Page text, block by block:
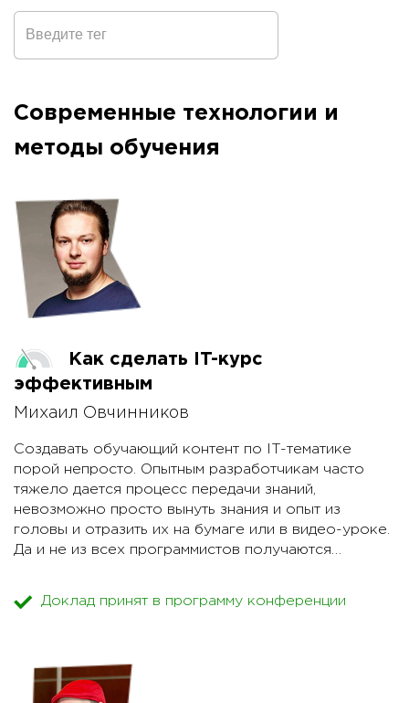
Современные технологии и
методы обучения
Как сделать IT-курс
эффективным
Михаил Овчинников
Создавать обучающий контент по IT-тематике
порой непросто. Опытным разработчикам часто
тяжело дается процесс передачи знаний,
невозможно просто вынуть знания и опыт из
головы и отразить их на бумаге или в видео-уроке.
Да и не из всех программистов получаются
В этом докладе:
* о процессе создания курса и оптимизации его
содержимого;
Доклад принят в программу конференции